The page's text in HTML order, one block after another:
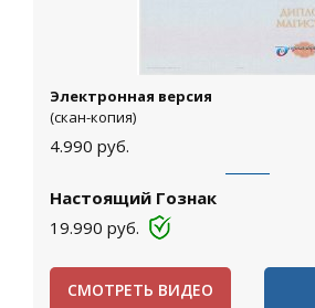
Электронная версия
(скан-копия)
4.990 руб.
Настоящий Гознак
19.990 руб.
СМОТРЕТЬ ВИДЕО